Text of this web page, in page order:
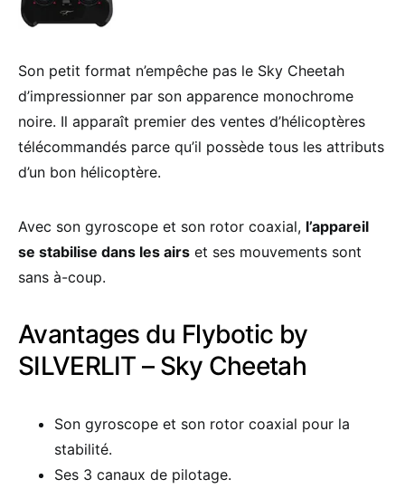
Son petit format n’empêche pas le Sky Cheetah
d’impressionner par son apparence monochrome
noire. Il apparaît premier des ventes d’hélicoptères
télécommandés parce qu’il possède tous les attributs
d’un bon hélicoptère.
Avec son gyroscope et son rotor coaxial, l’appareil
se stabilise dans les airs et ses mouvements sont
sans à-coup.
Avantages du Flybotic by
SILVERLIT – Sky Cheetah
Son gyroscope et son rotor coaxial pour la
stabilité.
Ses 3 canaux de pilotage.